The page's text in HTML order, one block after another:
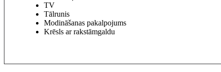
TV
Tālrunis
Modināšanas pakalpojums
Krēsls ar rakstāmgaldu